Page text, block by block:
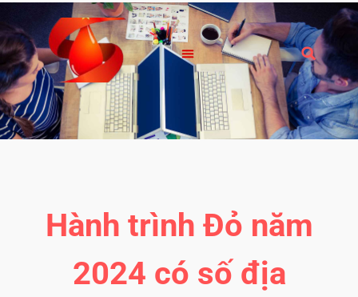
Hành trình Đỏ năm
2024 có số địa